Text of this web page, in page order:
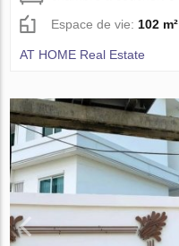
Espace de vie: 102 m²
AT HOME Real Estate